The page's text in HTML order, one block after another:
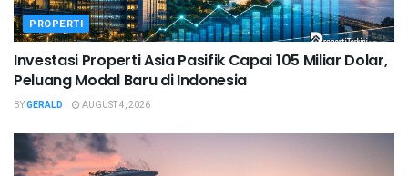
PROPERTI
Investasi Properti Asia Pasifik Capai 105 Miliar Dolar,
Peluang Modal Baru di Indonesia
BYGERALD AUGUST 4, 2026